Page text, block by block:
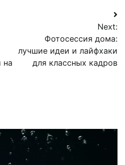
на
Next:
Фотосессия дома:
лучшие идеи и лайфхаки
для классных кадров